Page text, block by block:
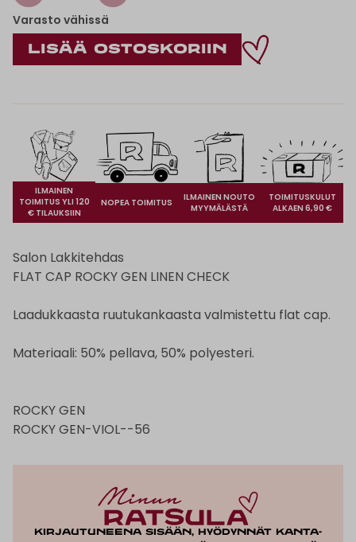
Varasto vähissä
ILMAINEN
TOIMITUS YLI 120
€ TILAUKSIIN
NOPEA TOIMITUS
ILMAINEN NOUTO
MYYMÄLÄSTÄ
TOIMITUSKULUT
ALKAEN 6,90 €
Salon Lakkitehdas
FLAT CAP ROCKY GEN LINEN CHECK
Laadukkaasta ruutukankaasta valmistettu flat cap.
Materiaali: 50% pellava, 50% polyesteri.
ROCKY GEN
ROCKY GEN-VIOL--56
Kirjautuneena sisään, hyödynnät kanta-